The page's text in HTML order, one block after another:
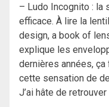
– Ludo Incognito :
efficace. À lire la
design, a book of
explique les
dernières années,
cette sensation de
J’ai hâte de